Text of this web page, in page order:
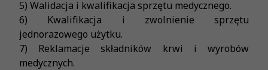
5) Walidacja i kwalifikacja sprzętu medycznego.
6) Kwalifikacja i zwolnienie sprzętu
jednorazowego użytku.
7) Reklamacje składników krwi i wyrobów
medycznych.